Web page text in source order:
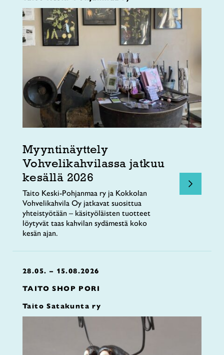
Myyntinäyttely
Vohvelikahvilassa jatkuu
kesällä 2026
Taito Keski-Pohjanmaa ry ja Kokkolan
Vohvelikahvila Oy jatkavat suosittua
yhteistyötään – käsityöläisten tuotteet
löytyvät taas kahvilan sydämestä koko
kesän ajan.
28.05. – 15.08.2026
TAITO SHOP PORI
Taito Satakunta ry